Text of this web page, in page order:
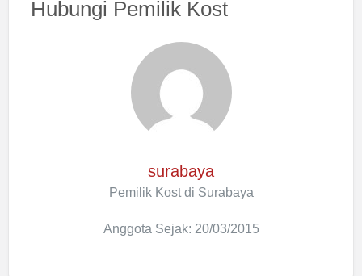
Hubungi Pemilik Kost
surabaya
Pemilik Kost di Surabaya
Anggota Sejak: 20/03/2015